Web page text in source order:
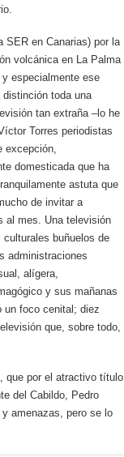
SER en Canarias) por la
volcánica en La Palma
especialmente ese
toda una
tan extraña –lo he
Torres periodistas
excepción,
domesticada que ha
astuta que
de invitar a
al mes. Una televisión
buñuelos de
administraciones
alígera,
y sus mañanas
un foco cenital; diez
que, sobre todo,
que por el atractivo título
del Cabildo, Pedro
amenazas, pero se lo